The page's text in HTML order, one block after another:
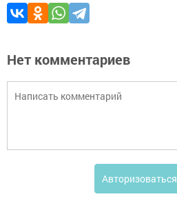
Нет комментариев
Авторизоваться